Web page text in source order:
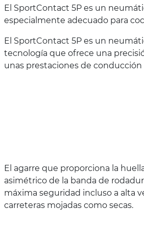
El SportContact 5P es un
especialmente adecuado para
El SportContact 5P es un
tecnología que ofrece una
unas prestaciones de conducción
El agarre que proporciona la
asimétrico de la banda de
máxima seguridad incluso a alta
carreteras mojadas como secas.